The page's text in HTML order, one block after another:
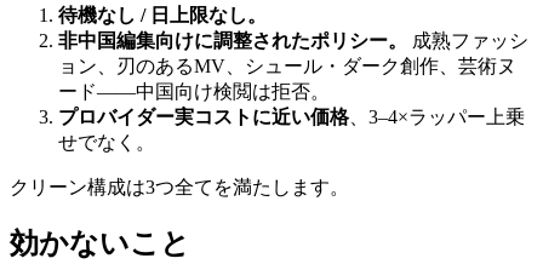
待機なし / 日上限なし。
非中国編集向けに調整されたポリシー。
成熟ファッシ
ョン、刃のあるMV、シュール・ダーク創作、芸術ヌ
ード——中国向け検閲は拒否。
プロバイダー実コストに近い価格、3–4×ラッパー上乗
せでなく。
クリーン構成は3つ全てを満たします。
効かないこと